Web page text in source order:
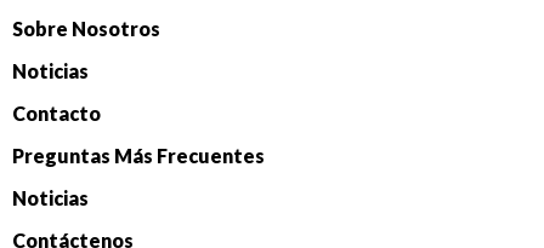
Sobre Nosotros
Noticias
Contacto
Preguntas Más Frecuentes
Noticias
Contáctenos